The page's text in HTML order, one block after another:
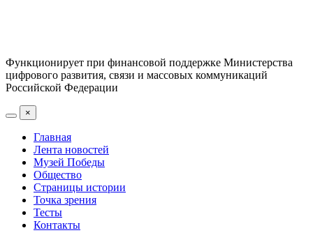
Функционирует при финансовой поддержке Министерства
цифрового развития, связи и массовых коммуникаций
Российской Федерации
×
Главная
Лента новостей
Музей Победы
Общество
Страницы истории
Точка зрения
Тесты
Контакты